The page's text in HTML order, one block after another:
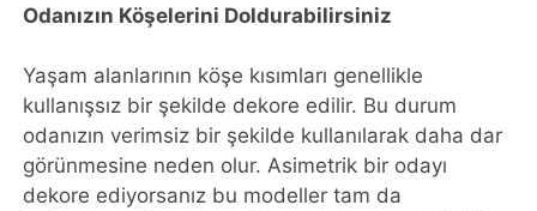
Odanızın Köşelerini Doldurabilirsiniz
Yaşam alanlarının köşe kısımları genellikle
kullanışsız bir şekilde dekore edilir. Bu durum
odanızın verimsiz bir şekilde kullanılarak daha dar
görünmesine neden olur. Asimetrik bir odayı
dekore ediyorsanız bu modeller tam da